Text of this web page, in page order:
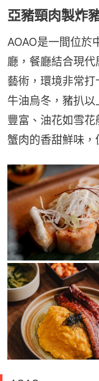
亞豬頸肉製炸
AOAO是一間位於
廳，餐廳結合現
藝術，環境非常
牛油烏冬，豬扒
豐富、油花如雪
蟹肉的香甜鮮味，